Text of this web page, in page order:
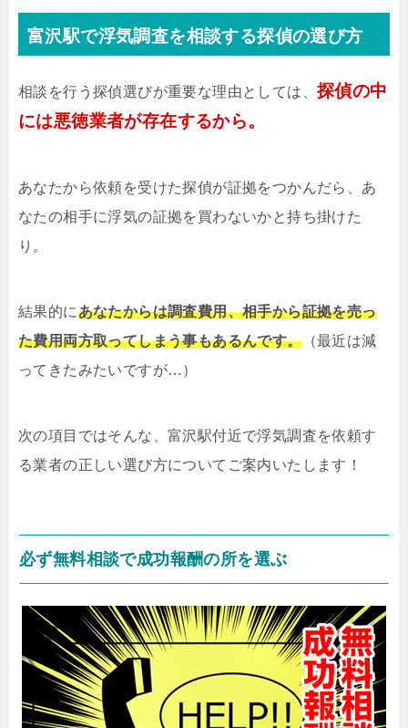
富沢駅で浮気調査を相談する探偵の選び方
相談を行う探偵選びが重要な理由としては、 探偵の中
には悪徳業者が存在するから。
あなたから依頼を受けた探偵が証拠をつかんだら、あ
なたの相手に浮気の証拠を買わないかと持ち掛けた
り。
結果的にあなたからは調査費用、相手から証拠を売っ
た費用両方取ってしまう事もあるんです。（最近は減
ってきたみたいですが…）
次の項目ではそんな、富沢駅付近で浮気調査を依頼す
る業者の正しい選び方についてご案内いたします！
必ず無料相談で成功報酬の所を選ぶ